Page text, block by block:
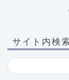
サイト内検